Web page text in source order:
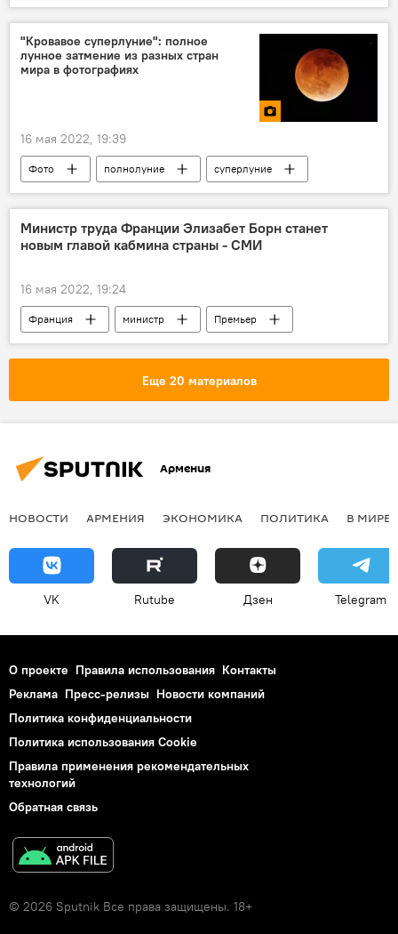
Видео
"Кровавое суперлуние": полное
лунное затмение из разных стран
мира в фотографиях
16 мая 2022, 19:39
Фото полнолуние
суперлуние
кровавая луна
Луна
Министр труда Франции Элизабет Борн станет
новым главой кабмина страны - СМИ
16 мая 2022, 19:24
Франция министр Премьер
Еще 20 материалов
Армения
НОВОСТИ АРМЕНИЯ ЭКОНОМИКА ПОЛИТИКА В МИРЕ
VK Rutube Дзен Telegram
О проекте Правила использования Контакты
Реклама Пресс-релизы Новости компаний
Политика конфиденциальности
Политика использования Cookie
Правила применения рекомендательных
технологий
Обратная связь
© 2026 Sputnik Все права защищены. 18+